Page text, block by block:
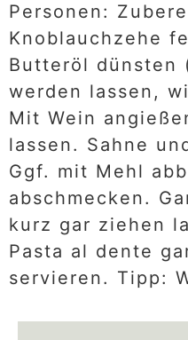
Personen:
Knoblauchzehe
Butteröl dünsten
werden lassen,
Mit Wein
lassen. Sahne
Ggf. mit Mehl
abschmecken.
kurz gar ziehen
Pasta al dente
servieren. Tipp: